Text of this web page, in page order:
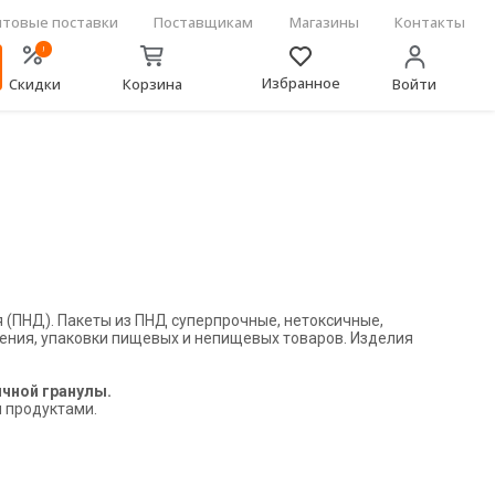
поставки Поставщикам Магазины Контакты
!
Скидки Корзина Избранное Войти
(ПНД). Пакеты из ПНД суперпрочные, нетоксичные,
упаковки пищевых и непищевых товаров. Изделия
гранулы.